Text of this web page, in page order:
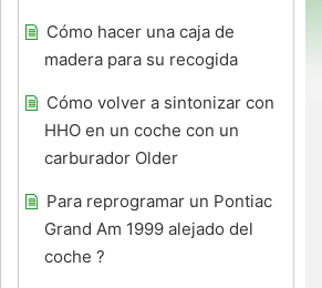
Cómo hacer una caja de
madera para su recogida
Cómo volver a sintonizar con
HHO en un coche con un
carburador Older
Para reprogramar un Pontiac
Grand Am 1999 alejado del
coche ?